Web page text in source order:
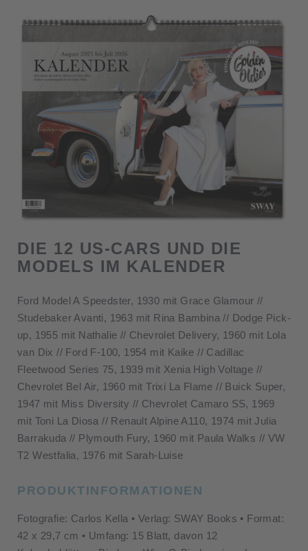
DIE 12 US-CARS UND DIE
MODELS IM KALENDER
Ford Model A Speedster, 1930 mit Grace Glamour //
Studebaker Avanti, 1963 mit Rina Bambina // Dodge Pick-
up, 1955 mit Nathalie // Chevrolet Delivery, 1960 mit Lola
van Dix // Ford F-100, 1954 mit Kaike // Cadillac
Fleetwood Series 75, 1939 mit Xenia High Voltage //
Chevrolet Bel Air, 1960 mit Trixi La Flame // Buick Super,
1947 mit Miss Diversity // Chevrolet Camaro SS, 1969
mit Toni La Diosa // Renault Alpine A110, 1974 mit Julia
Barrakuda // Plymouth Fury, 1960 mit Paula Walks // VW
T2 Westfalia, 1976 mit Sarah-Luise
PRODUKTINFORMATIONEN
Fotografie: Carlos Kella • Verlag: SWAY Books • Format:
42 x 29,7 cm • Umfang: 15 Blatt, davon 12